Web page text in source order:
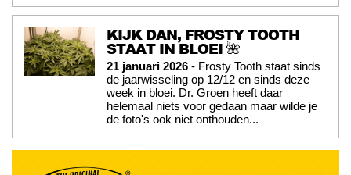
KIJK DAN, FROSTY TOOTH
STAAT IN BLOEI 🌺
21 januari 2026 - Frosty Tooth staat sinds
de jaarwisseling op 12/12 en sinds deze
week in bloei. Dr. Groen heeft daar
helemaal niets voor gedaan maar wilde je
de foto's ook niet onthouden...